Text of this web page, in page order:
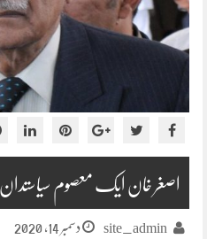
اصغر خان ایک معصوم سیاستدان
site_admin دسمبر 14, 2020